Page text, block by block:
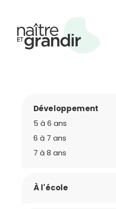
Développement
5 à 6 ans
6 à 7 ans
7 à 8 ans
À l'école